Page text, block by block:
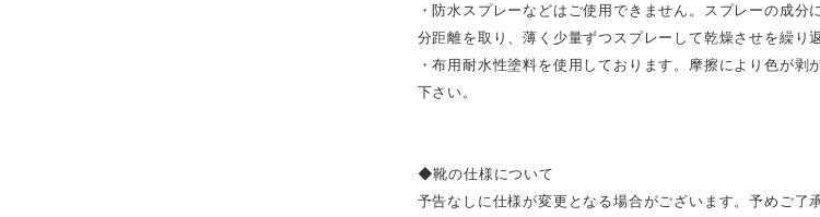
・防水スプレーなどはご使用できません。スプレーの成
分距離を取り、薄く少量ずつスプレーして乾燥させを繰り
・布用耐水性塗料を使用しております。摩擦により色が
下さい。
◆靴の仕様について
予告なしに仕様が変更となる場合がございます。予めご了